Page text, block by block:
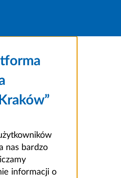
nas bardzo
informacji o